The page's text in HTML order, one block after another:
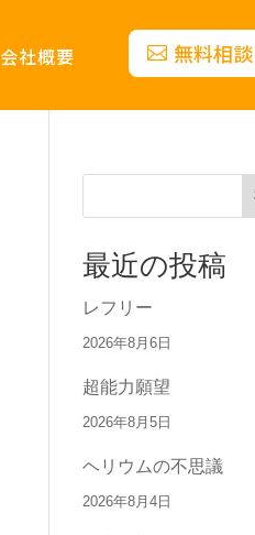
会社概要 無料相
最近の投稿
レフリー
2026年8月6日
超能力願望
2026年8月5日
ヘリウムの不思議
2026年8月4日